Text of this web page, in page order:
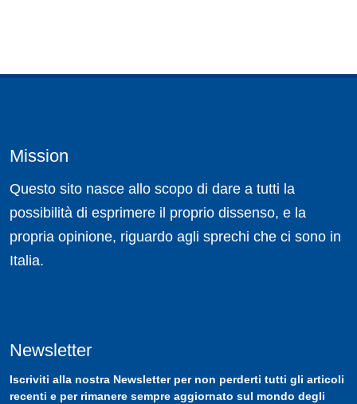
Mission
Questo sito nasce allo scopo di dare a tutti la
possibilità di esprimere il proprio dissenso, e la
propria opinione, riguardo agli sprechi che ci sono in
Italia.
Newsletter
Iscriviti alla nostra Newsletterper non perderti tutti gli articoli
recenti e per rimanere sempre aggiornato sul mondo degli